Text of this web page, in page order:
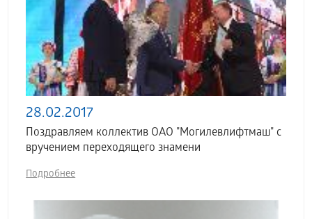
28.02.2017
Поздравляем коллектив ОАО "Могилевлифтмаш" с
вручением переходящего знамени
Подробнее